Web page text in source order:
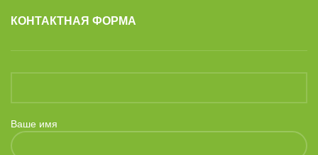
КОНТАКТНАЯ ФОРМА
Ваше имя